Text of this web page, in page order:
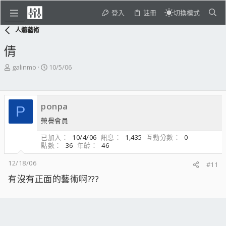
登入 註冊 切換模式
人體藝術
倩
主
起
人
galinmo
開
期
10/5/06
P ponpa
榮譽會員
已加入
10/4/06 訊息 1,435 互動分數
0
點數
36 年齡
46
12/18/06
#11
有沒有正面的藝術啊???